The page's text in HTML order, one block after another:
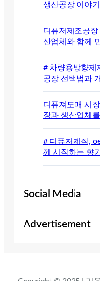
생산공장 이야기
디퓨저제조공장
산업체와 함께
# 차량용방향제
공장 선택법과
디퓨져도매 시
장과 생산업체
# 디퓨져제작,
께 시작하는 향
Social Media
Advertisement